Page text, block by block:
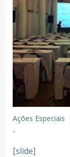
Ações Especiais
-
[slide]